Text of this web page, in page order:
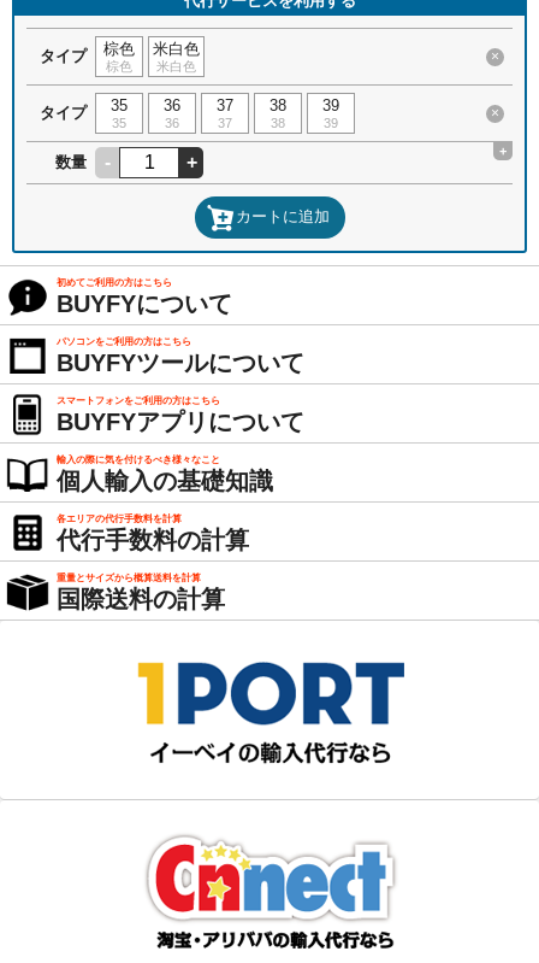
タイプ 棕色
棕色
米白色
米白色
×
タイプ 35
35
36
36
37
37
38
38
39
39
×
数量 - +
+
カートに追加
初めてご利用の方はこちら
BUYFYについて
パソコンをご利用の方はこちら
BUYFYツールについて
スマートフォンをご利用の方はこちら
BUYFYアプリについて
輸入の際に気を付けるべき様々なこと
個人輸入の基礎知識
各エリアの代行手数料を計算
代行手数料の計算
重量とサイズから概算送料を計算
国際送料の計算